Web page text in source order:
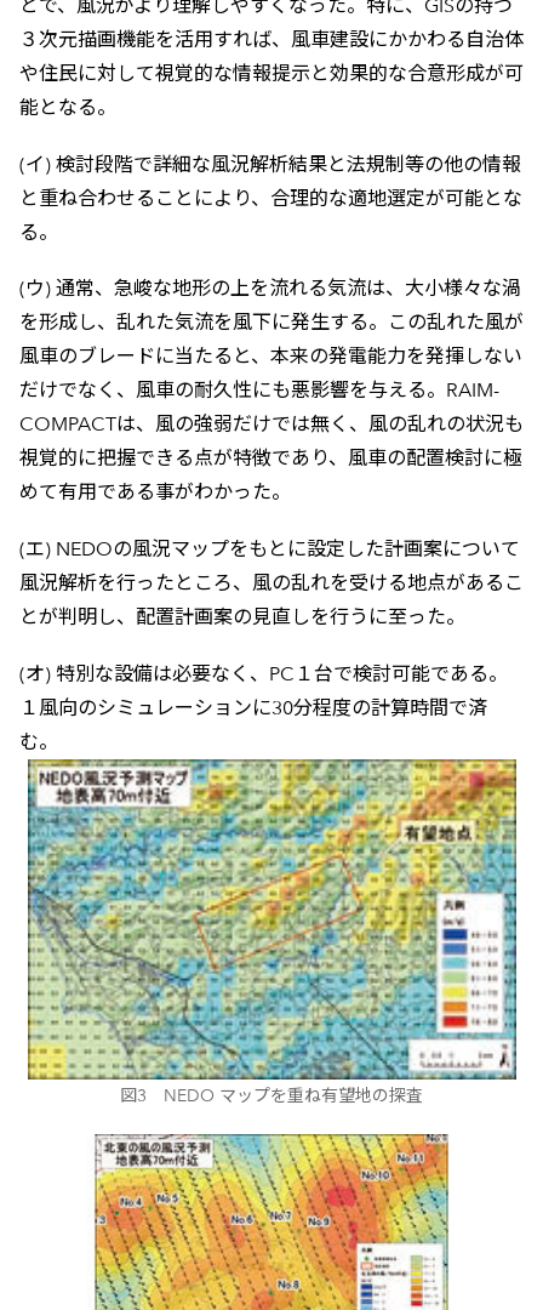
とで、風況がより理解しやすくなった。特に、GISの持つ
３次元描画機能を活用すれば、風車建設にかかわる自治体
や住民に対して視覚的な情報提示と効果的な合意形成が可
能となる。
(イ) 検討段階で詳細な風況解析結果と法規制等の他の情報
と重ね合わせることにより、合理的な適地選定が可能とな
る。
(ウ) 通常、急峻な地形の上を流れる気流は、大小様々な渦
を形成し、乱れた気流を風下に発生する。この乱れた風が
風車のブレードに当たると、本来の発電能力を発揮しない
だけでなく、風車の耐久性にも悪影響を与える。RAIM-
COMPACTは、風の強弱だけでは無く、風の乱れの状況も
視覚的に把握できる点が特徴であり、風車の配置検討に極
めて有用である事がわかった。
(エ) NEDOの風況マップをもとに設定した計画案について
風況解析を行ったところ、風の乱れを受ける地点があるこ
とが判明し、配置計画案の見直しを行うに至った。
(オ) 特別な設備は必要なく、PC１台で検討可能である。
１風向のシミュレーションに30分程度の計算時間で済
む。
図3 NEDO マップを重ね有望地の探査